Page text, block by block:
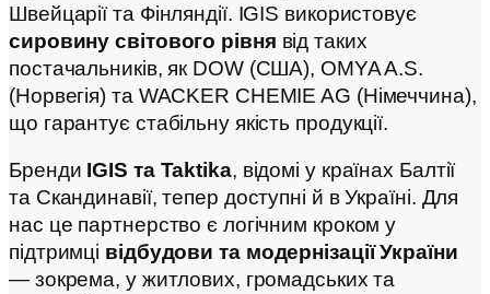
Швейцарії та Фінляндії. IGIS використовує
сировину світового рівня від таких
постачальників, як DOW (США), OMYA A.S.
(Норвегія) та WACKER CHEMIE AG (Німеччина),
що гарантує стабільну якість продукції.
Бренди IGIS та Taktika, відомі у країнах Балтії
та Скандинавії, тепер доступні й в Україні. Для
нас це партнерство є логічним кроком у
підтримці відбудови та модернізації України
— зокрема, у житлових, громадських та